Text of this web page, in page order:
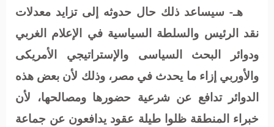
هـ- سيساعد ذلك حال حدوثه إلى تزايد معدلات
نقد الرئيس والسلطة السياسية في الإعلام الغربي
ودوائر البحث السياسى والإستراتيجي الأمريكى
والأوربي إزاء ما يحدث في مصر، وذلك لأن بعض هذه
الدوائر تدافع عن شرعية حضورها ومصالحها، لأن
خبراء المنطقة ظلوا طيلة عقود يدافعون عن جماعة